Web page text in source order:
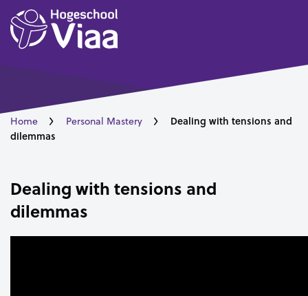
Home Personal Mastery
Dealing with tensions and
dilemmas
Dealing with tensions and
dilemmas